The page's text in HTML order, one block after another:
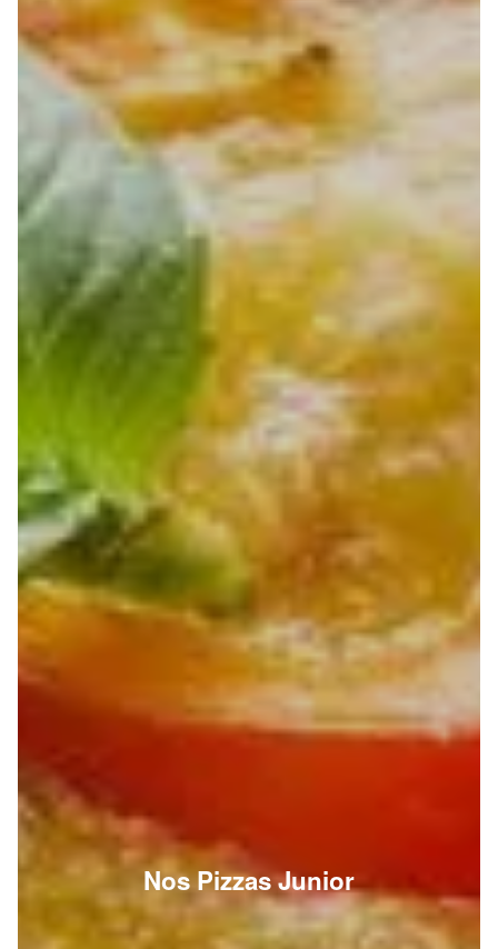
Nos Pizzas Junior